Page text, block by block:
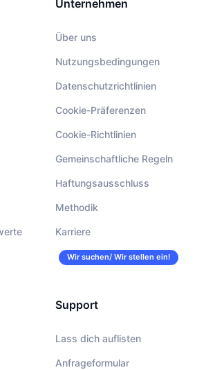
Unternehmen
Über uns
Nutzungsbedingungen
Datenschutzrichtlinien
Cookie-Präferenzen
Cookie-Richtlinien
Gemeinschaftliche Regeln
Haftungsausschluss
Methodik
Karriere
Wir suchen/ Wir stellen ein!
Support
Lass dich auflisten
Anfrageformular